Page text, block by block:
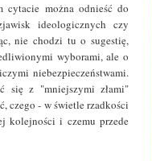
cytacie można odnieść do
ideologicznych czy
nie chodzi tu o sugestię,
wyborami, ale o
niebezpieczeństwami.
się z "mniejszymi złami"
czego - w świetle rzadkości
kolejności i czemu przede